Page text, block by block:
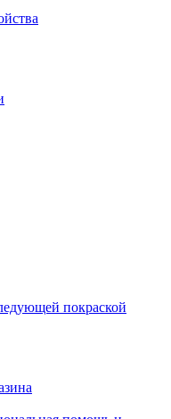
покраской